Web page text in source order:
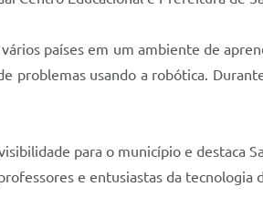
países em um ambiente de
problemas usando a robótica.
para o município e destaca
e entusiastas da tecnologia